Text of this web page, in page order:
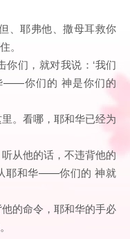
、耶弗他、撒母耳救你
。
们，就对我说：‘我们
——你们的 神是你们的
。看哪，耶和华已经为
从他的话，不违背他的
耶和华——你们的 神就
的命令，耶和华的手必